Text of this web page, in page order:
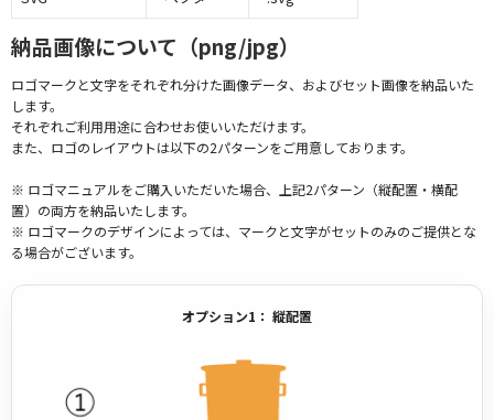
納品画像について（png/jpg）
ロゴマークと文字をそれぞれ分けた画像データ、およびセット画像を納品いた
します。
それぞれご利用用途に合わせお使いいただけます。
また、ロゴのレイアウトは以下の2パターンをご用意しております。
※ ロゴマニュアルをご購入いただいた場合、上記2パターン（縦配置・横配
置）の両方を納品いたします。
※ ロゴマークのデザインによっては、マークと文字がセットのみのご提供とな
る場合がございます。
オプション1： 縦配置